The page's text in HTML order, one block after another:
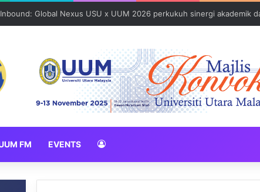
Global Nexus USU x UUM 2026 perkukuh sinergi akademik
FM EVENTS